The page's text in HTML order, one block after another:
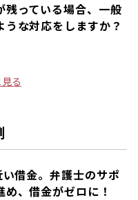
っている場合、一般
な対応をしますか？
る
借金。弁護士のサポ
、借金がゼロに！